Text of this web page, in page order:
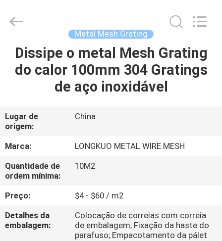
CASA
PRODUTOS
VÍDEOS
SOBRE
NÓS
EXCURSÃO
DA
FÁBRICA
Enterprise
Management
Reserved.
Metal Mesh Grating
Dissipe o metal Mesh Grating
do calor 100mm 304 Gratings
de aço inoxidável
Lugar de
origem:
China
Marca:
LONGKUO METAL WIRE MESH
Quantidade de
ordem mínima:
10M2
Preço:
$4 - $60 / m2
Detalhes da
embalagem:
Colocação de correias com correia
de embalagem; Fixação da haste do
parafuso; Empacotamento da pálet